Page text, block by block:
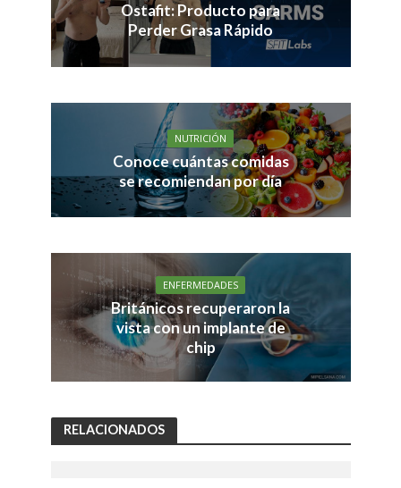
Ostafit: Producto para
Perder Grasa Rápido
NUTRICIÓN
Conoce cuántas comidas
se recomiendan por día
ENFERMEDADES
Británicos recuperaron la
vista con un implante de
chip
RELACIONADOS